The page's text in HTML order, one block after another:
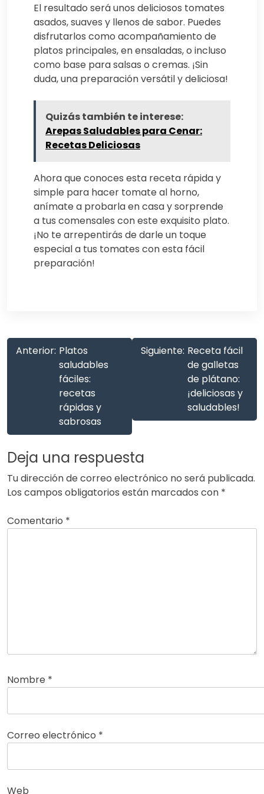
El resultado será unos deliciosos tomates
asados, suaves y llenos de sabor. Puedes
disfrutarlos como acompañamiento de
platos principales, en ensaladas, o incluso
como base para salsas o cremas. ¡Sin
duda, una preparación versátil y deliciosa!
Quizás también te interese:
Arepas Saludables para Cenar:
Recetas Deliciosas
Ahora que conoces esta receta rápida y
simple para hacer tomate al horno,
anímate a probarla en casa y sorprende
a tus comensales con este exquisito plato.
¡No te arrepentirás de darle un toque
especial a tus tomates con esta fácil
preparación!
Anterior: Platos
saludables
fáciles:
recetas
rápidas y
sabrosas
Siguiente: Receta fácil
de galletas
de plátano:
¡deliciosas y
saludables!
Deja una respuesta
Tu dirección de correo electrónico no será publicada.
Los campos obligatorios están marcados con *
Comentario *
Nombre *
Correo electrónico *
Web